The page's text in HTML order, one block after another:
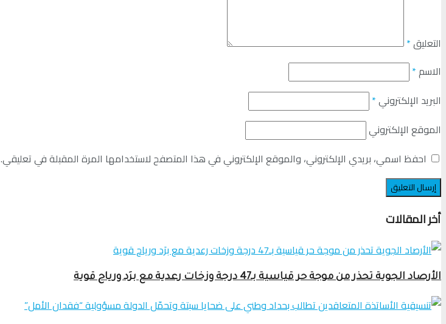
التعليق*
الاسم*
البريد الإلكتروني*
الموقع الإلكتروني
احفظ اسمي، بريدي الإلكتروني، والموقع الإلكتروني في هذا المتصفح لاستخدامها المرة المقبلة في تعليقي.
أخر المقالات
الأرصاد الجوية تحذر من موجة حر قياسية بـ47 درجة وزخات رعدية مع برَد ورياح قوية